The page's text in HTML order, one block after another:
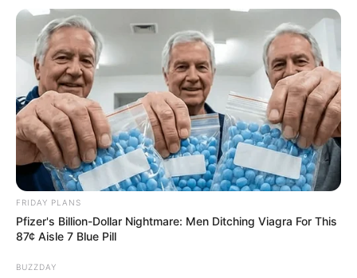
FRIDAY PLANS
Pfizer's Billion-Dollar Nightmare: Men Ditching Viagra For This
87¢ Aisle 7 Blue Pill
BUZZDAY